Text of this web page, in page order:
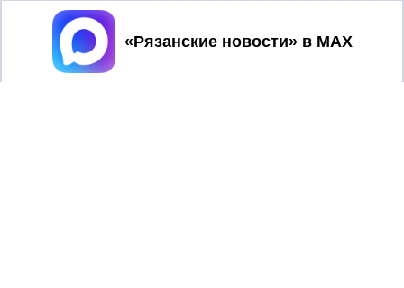
Принять